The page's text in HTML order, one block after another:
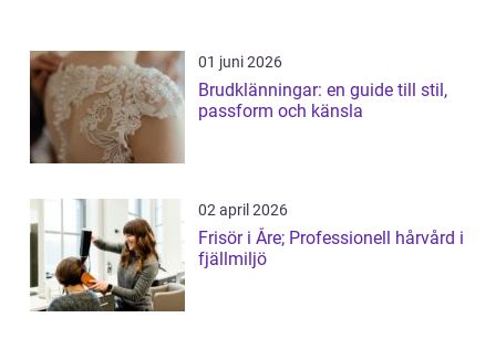
01 juni 2026
Brudklänningar: en guide till stil,
passform och känsla
02 april 2026
Frisör i Åre; Professionell hårvård i
fjällmiljö